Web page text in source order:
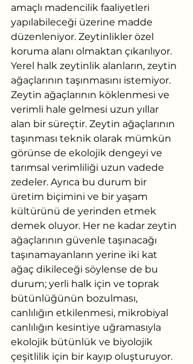
amaçlı madencilik faaliyetleri
yapılabileceği üzerine madde
düzenleniyor. Zeytinlikler özel
koruma alanı olmaktan çıkarılıyor.
Yerel halk zeytinlik alanların, zeytin
ağaçlarının taşınmasını istemiyor.
Zeytin ağaçlarının köklenmesi ve
verimli hale gelmesi uzun yıllar
alan bir süreçtir. Zeytin ağaçlarının
taşınması teknik olarak mümkün
görünse de ekolojik dengeyi ve
tarımsal verimliliği uzun vadede
zedeler. Ayrıca bu durum bir
üretim biçimini ve bir yaşam
kültürünü de yerinden etmek
demek oluyor. Her ne kadar zeytin
ağaçlarının güvenle taşınacağı
taşınamayanların yerine iki kat
ağaç dikileceği söylense de bu
durum; yerli halk için ve toprak
bütünlüğünün bozulması,
canlılığın etkilenmesi, mikrobiyal
canlılığın kesintiye uğramasıyla
ekolojik bütünlük ve biyolojik
çeşitlilik için bir kayıp oluşturuyor.